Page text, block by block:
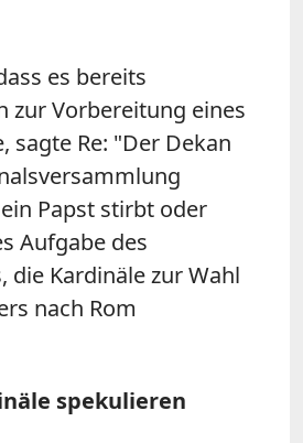
es bereits
zur Vorbereitung eines
sagte Re: "Der Dekan
Papst stirbt oder
Aufgabe des
die Kardinäle zur Wahl
nach Rom
spekulieren